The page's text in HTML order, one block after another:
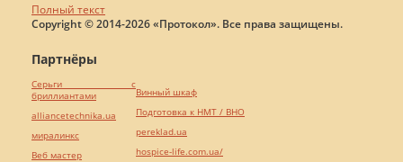
Полный текст
Copyright © 2014-2026 «Протокол». Все права защищены.
Партнёры
Серьги с
бриллиантами
alliancetechnika.ua
миралинкс
Веб мастер
Винный шкаф
Подготовка к НМТ / ВНО
pereklad.ua
hospice-life.com.ua/